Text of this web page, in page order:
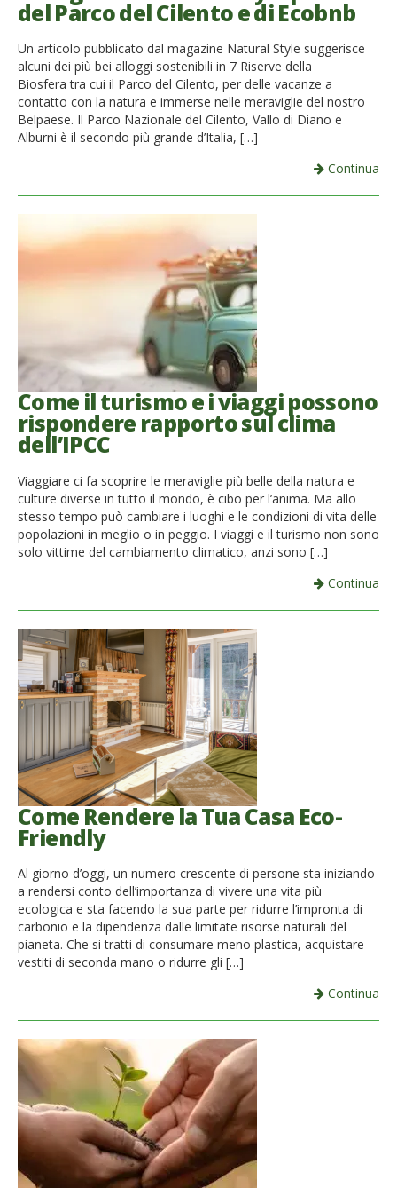
del Parco del Cilento e di Ecobnb
Un articolo pubblicato dal magazine Natural Style suggerisce
alcuni dei più bei alloggi sostenibili in 7 Riserve della
Biosfera tra cui il Parco del Cilento, per delle vacanze a
contatto con la natura e immerse nelle meraviglie del nostro
Belpaese. Il Parco Nazionale del Cilento, Vallo di Diano e
Alburni è il secondo più grande d’Italia, […]
Continua
Come il turismo e i viaggi possono
rispondere rapporto sul clima
dell’IPCC
Viaggiare ci fa scoprire le meraviglie più belle della natura e
culture diverse in tutto il mondo, è cibo per l’anima. Ma allo
stesso tempo può cambiare i luoghi e le condizioni di vita delle
popolazioni in meglio o in peggio. I viaggi e il turismo non sono
solo vittime del cambiamento climatico, anzi sono […]
Continua
Come Rendere la Tua Casa Eco-
Friendly
Al giorno d’oggi, un numero crescente di persone sta iniziando
a rendersi conto dell’importanza di vivere una vita più
ecologica e sta facendo la sua parte per ridurre l’impronta di
carbonio e la dipendenza dalle limitate risorse naturali del
pianeta. Che si tratti di consumare meno plastica, acquistare
vestiti di seconda mano o ridurre gli […]
Continua